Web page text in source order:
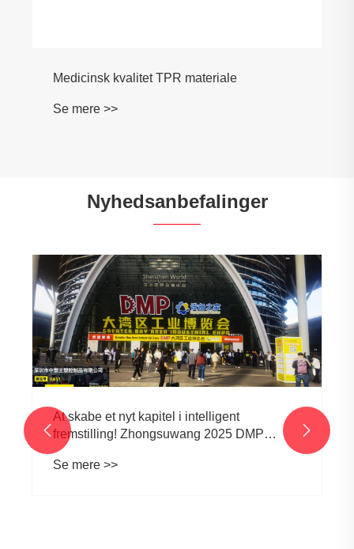
Nyhedsanbefalinger
Hvordan forbedrer TPE -indkapsling
produktydelsen og sikkerhed?
Se mere >>
 